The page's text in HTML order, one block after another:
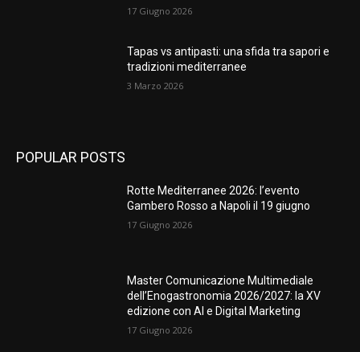
17 Giugno 2026
Tapas vs antipasti: una sfida tra sapori e
tradizioni mediterranee
3 Marzo 2026
POPULAR POSTS
Rotte Mediterranee 2026: l’evento
Gambero Rosso a Napoli il 19 giugno
17 Giugno 2026
Master Comunicazione Multimediale
dell’Enogastronomia 2026/2027: la XV
edizione con AI e Digital Marketing
17 Giugno 2026